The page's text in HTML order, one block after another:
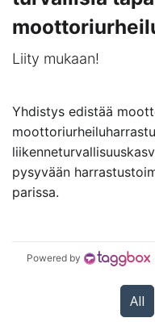
pysyvään
parissa.
Powered by
All